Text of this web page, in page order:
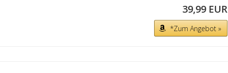
39,99 EUR
*Zum Angebot »